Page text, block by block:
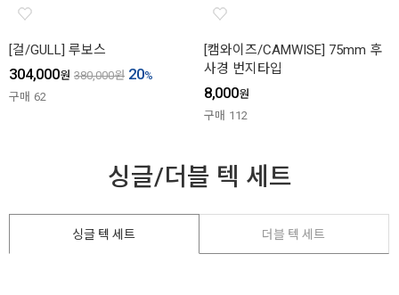
[걸/GULL] 루보스
304,000원 380,000원 20%
구매 62
[캠와이즈/CAMWISE] 75mm 후
사경 번지타입
8,000원
구매 112
싱글/더블 텍 세트
싱글 텍 세트 더블 텍 세트